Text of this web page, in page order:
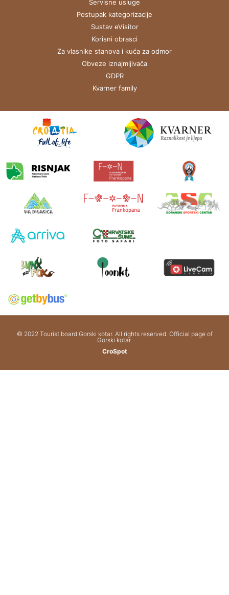
Servisne usluge
Postupak kategorizacije
Sustav eVisitor
Korisni obrasci
Za vlasnike stanova i kuća za odmor
Obveze iznajmljivača
GDPR
Kvarner family
© 2022 Tourist board Gorski kotar. All rights reserved. Official page of
Gorski kotar.
CroSpot